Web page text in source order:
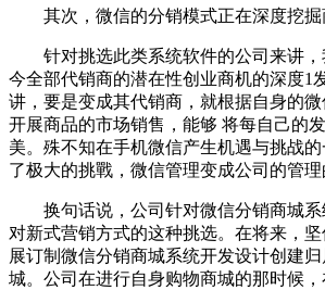
其次，微信的分销模式正在深度挖掘
针对挑选此类系统软件的公司来讲，
今全部代销商的潜在性创业商机的深度1
讲，要是变成其代销商，就根据自身的
开展商品的市场销售，能够 将每自己的
美。殊不知在手机微信产生机遇与挑战
了极大的挑戰，微信管理变成公司的管理
换句话说，公司针对微信分销商城系
对新式营销方式的这种挑选。在将来，
展订制微信分销商城系统开发设计创建
城。公司在进行自身购物商城的那时候